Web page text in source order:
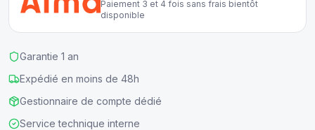
Paiement 3 et 4 fois sans frais bientôt
disponible
Garantie 1 an
Expédié en moins de 48h
Gestionnaire de compte dédié
Service technique interne